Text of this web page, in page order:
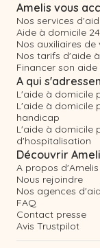
Amelis vous
Nos services
Aide à domicile
Nos auxiliaires de
Nos tarifs d'aide
Financer son
A qui
L'aide à domicile
L'aide à domicile
handicap
L'aide à domicile
d'hospitalisation
Découvrir
A propos d'Amelis
Nous rejoindre
Nos agences
FAQ
Contact presse
Avis Trustpilot